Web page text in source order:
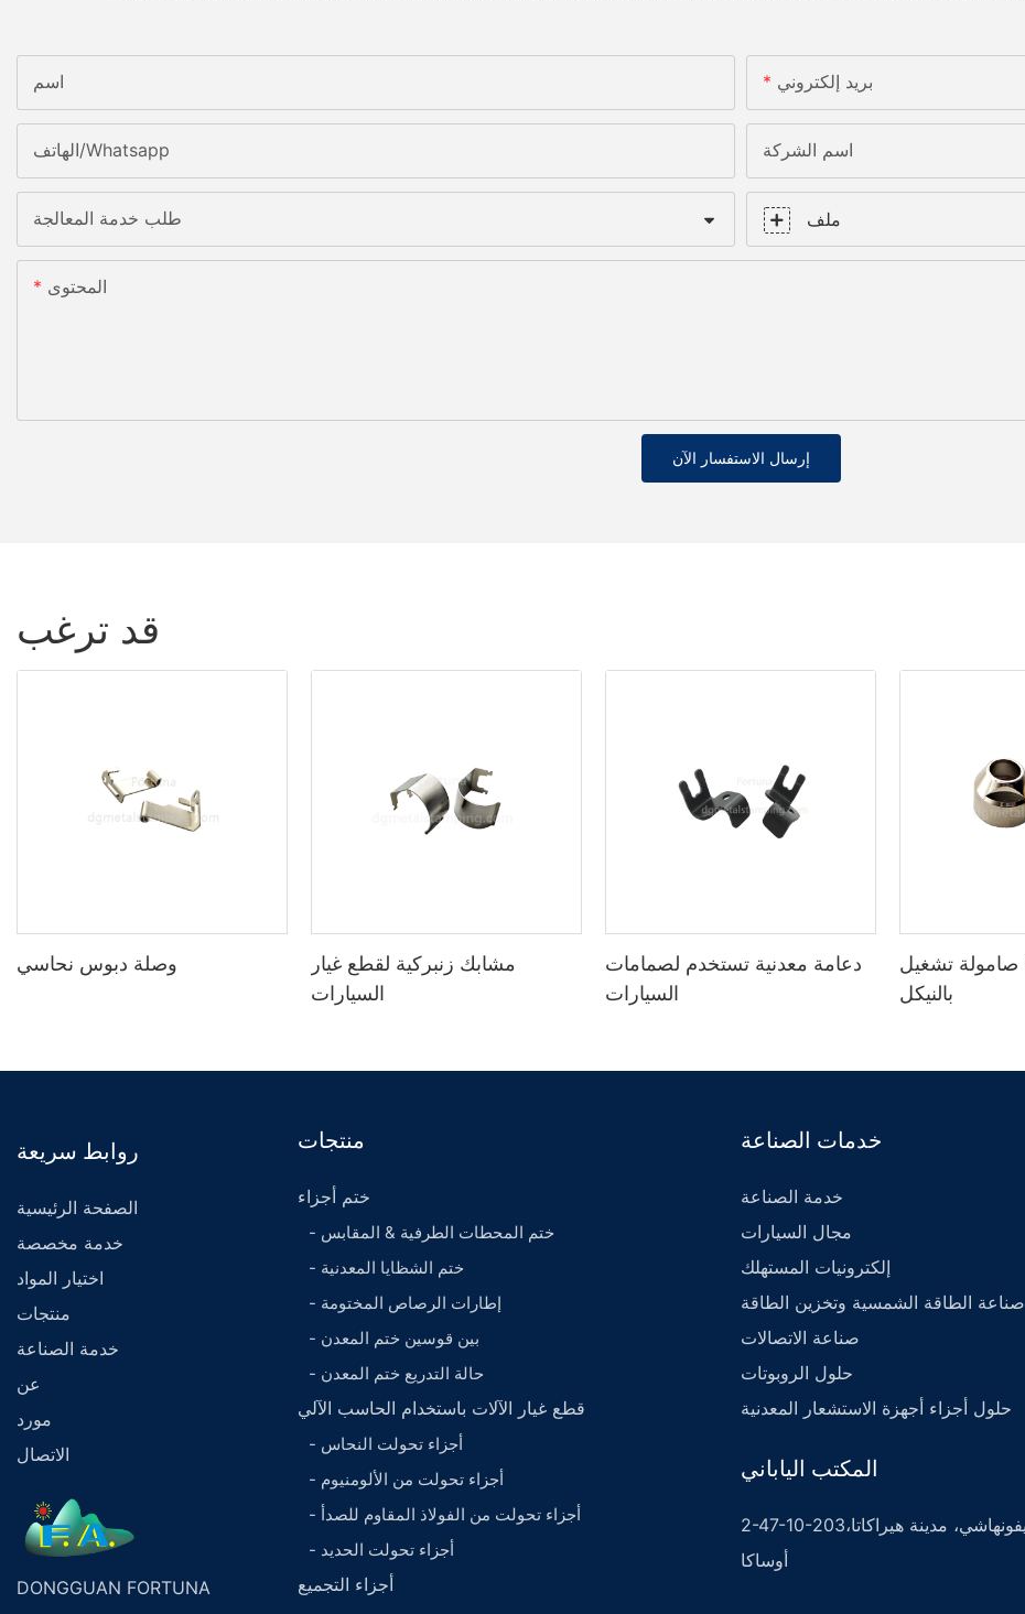
اسم بريد إلكتروني
الهاتف/whatsapp اسم الشركة
طلب خدمة المعالجة ملف
المحتوى
إرسال الاستفسار الآن
قد ترغب
وصلة دبوس نحاسي
مشابك زنبركية لقطع غيار
السيارات
دعامة معدنية تستخدم لصمامات
السيارات
صامولة تشغيل CNC مطلية
بالنيكل
روابط سريعة
الصفحة الرئيسية
خدمة مخصصة
اختيار المواد
منتجات
خدمة الصناعة
عن
مورد
الاتصال
DONGGUAN FORTUNA
منتجات
ختم أجزاء
- ختم المحطات الطرفية & المقابس
- ختم الشظايا المعدنية
- إطارات الرصاص المختومة
- بين قوسين ختم المعدن
- حالة التدريع ختم المعدن
قطع غيار الآلات باستخدام الحاسب الآلي
- أجزاء تحولت النحاس
- أجزاء تحولت من الألومنيوم
- أجزاء تحولت من الفولاذ المقاوم للصدأ
- أجزاء تحولت الحديد
أجزاء التجميع
خدمات الصناعة
خدمة الصناعة
مجال السيارات
إلكترونيات المستهلك
صناعة الطاقة الشمسية وتخزين الطاقة
صناعة الاتصالات
حلول الروبوتات
حلول أجزاء أجهزة الاستشعار المعدنية
المكتب الياباني
2-47-10-203نيشيفونهاشي، مدينة هيراكاتا،
أوساكا